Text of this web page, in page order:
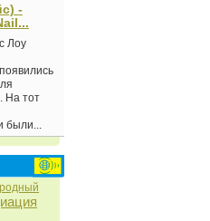
-
Лоу
На тот
были...